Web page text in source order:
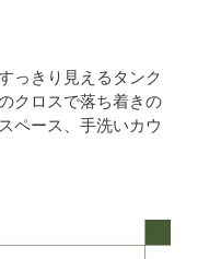
っきり見えるタンク
クロスで落ち着きの
ペース、手洗いカウ